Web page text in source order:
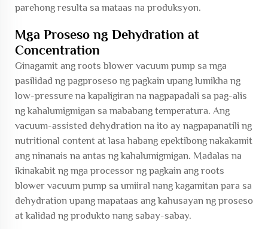
parehong resulta sa mataas na produksyon.
Mga Proseso ng Dehydration at
Concentration
Ginagamit ang roots blower vacuum pump sa mga
pasilidad ng pagproseso ng pagkain upang lumikha ng
low-pressure na kapaligiran na nagpapadali sa pag-alis
ng kahalumigmigan sa mababang temperatura. Ang
vacuum-assisted dehydration na ito ay nagpapanatili ng
nutritional content at lasa habang epektibong nakakamit
ang ninanais na antas ng kahalumigmigan. Madalas na
ikinakabit ng mga processor ng pagkain ang roots
blower vacuum pump sa umiiral nang kagamitan para sa
dehydration upang mapataas ang kahusayan ng proseso
at kalidad ng produkto nang sabay-sabay.